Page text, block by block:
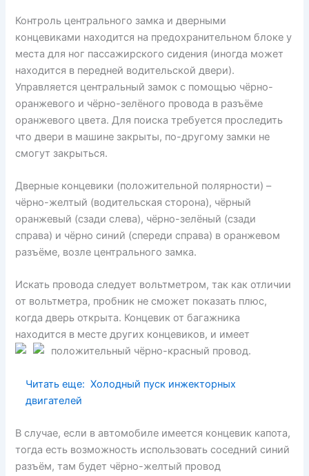
Контроль центрального замка и дверными
концевиками находится на предохранительном блоке у
места для ног пассажирского сидения (иногда может
находится в передней водительской двери).
Управляется центральный замок с помощью чёрно-
оранжевого и чёрно-зелёного провода в разъёме
оранжевого цвета. Для поиска требуется проследить
что двери в машине закрыты, по-другому замки не
смогут закрыться.
Дверные концевики (положительной полярности) –
чёрно-желтый (водительская сторона), чёрный
оранжевый (сзади слева), чёрно-зелёный (сзади
справа) и чёрно синий (спереди справа) в оранжевом
разъёме, возле центрального замка.
Искать провода следует вольтметром, так как отличии
от вольтметра, пробник не сможет показать плюс,
когда дверь открыта. Концевик от багажника
находится в месте других концевиков, и имеет
положительный чёрно-красный провод.
Читать еще: Холодный пуск инжекторных
двигателей
В случае, если в автомобиле имеется концевик капота,
тогда есть возможность использовать соседний синий
разъём, там будет чёрно-желтый провод